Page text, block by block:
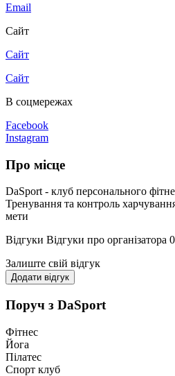
Email
Сайт
Сайт
Сайт
В соцмережах
Facebook
Instagram
Про місце
DaSport - клуб персонального
Тренування та контроль
мети
Відгуки Відгуки про організатора 0
Залиште свій відгук
Додати відгук
Поруч з DаSport
Фітнес
Йога
Пілатес
Спорт клуб